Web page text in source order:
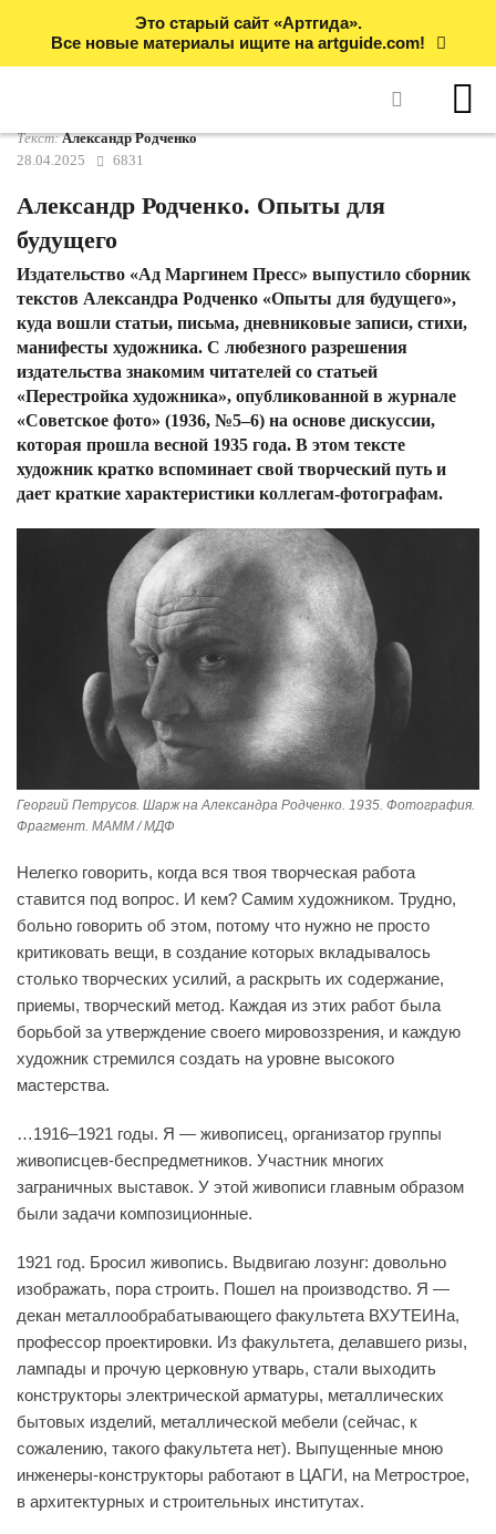
Это старый сайт «Артгида».
Все новые материалы ищите на artguide.com!
Текст:Александр Родченко
28.04.2025
6831
Александр Родченко. Опыты для
будущего
Издательство «Ад Маргинем Пресс» выпустило сборник
текстов Александра Родченко «Опыты для будущего»,
куда вошли статьи, письма, дневниковые записи, стихи,
манифесты художника. С любезного разрешения
издательства знакомим читателей со статьей
«Перестройка художника», опубликованной в журнале
«Советское фото» (1936, №5–6) на основе дискуссии,
которая прошла весной 1935 года. В этом тексте
художник кратко вспоминает свой творческий путь и
дает краткие характеристики коллегам-фотографам.
Георгий Петрусов. Шарж на Александра Родченко. 1935. Фотография.
Фрагмент. MAMM / МДФ
Нелегко говорить, когда вся твоя творческая работа
ставится под вопрос. И кем? Самим художником. Трудно,
больно говорить об этом, потому что нужно не просто
критиковать вещи, в создание которых вкладывалось
столько творческих усилий, а раскрыть их содержание,
приемы, творческий метод. Каждая из этих работ была
борьбой за утверждение своего мировоззрения, и каждую
художник стремился создать на уровне высокого
мастерства.
…1916–1921 годы. Я — живописец, организатор группы
живописцев-беспредметников. Участник многих
заграничных выставок. У этой живописи главным образом
были задачи композиционные.
1921 год. Бросил живопись. Выдвигаю лозунг: довольно
изображать, пора строить. Пошел на производство. Я —
декан металлообрабатывающего факультета ВХУТЕИНа,
профессор проектировки. Из факультета, делавшего ризы,
лампады и прочую церковную утварь, стали выходить
конструкторы электрической арматуры, металлических
бытовых изделий, металлической мебели (сейчас, к
сожалению, такого факультета нет). Выпущенные мною
инженеры-конструкторы работают в ЦАГИ, на Метрострое,
в архитектурных и строительных институтах.